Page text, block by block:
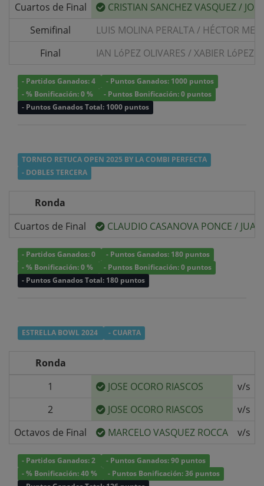
Cuartos de Final
CRISTIAN SANCHEZ VASQUEZ/
Semifinal
LUIS MOLINA PERALTA/ HÉCTOR
Final
IAN LóPEZ OLIVARES /XABIER LóPEZ
- Partidos Ganados: 4
- Puntos Ganados: 1000 puntos
- % Bonificación: 0 %
- Puntos Bonificación: 0 puntos
- Puntos Ganados Total: 1000 puntos
TORNEO RETUCA OPEN 2025 BY LA COMBI PERFECTA
- DOBLES TERCERA
Ronda
Cuartos de Final
CLAUDIO CASANOVA PONCE /
- Partidos Ganados: 0
- Puntos Ganados: 180 puntos
- % Bonificación: 0 %
- Puntos Bonificación: 0 puntos
- Puntos Ganados Total: 180 puntos
ESTRELLA BOWL 2024 - CUARTA
Ronda
1
JOSE OCORO RIASCOS v/s
2
JOSE OCORO RIASCOS v/s
Octavos de Final
MARCELO VASQUEZ ROCCA v/s
- Partidos Ganados: 2
- Puntos Ganados: 90 puntos
- % Bonificación: 40 %
- Puntos Bonificación: 36 puntos